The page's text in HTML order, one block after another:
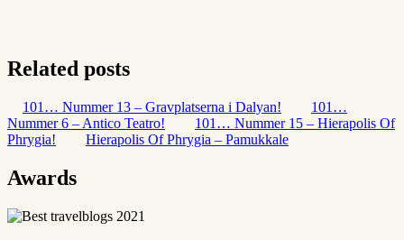
Related posts
101… Nummer 13 – Gravplatserna i Dalyan!
101…
Nummer 6 – Antico Teatro!
101… Nummer 15 – Hierapolis Of
Phrygia!
Hierapolis Of Phrygia – Pamukkale
Awards